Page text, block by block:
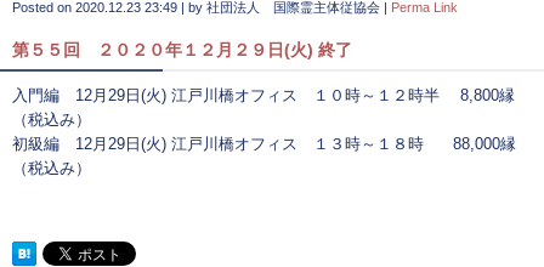
Posted on 2020.12.23 23:49 | by 社団法人 国際霊主体従協会 | Perma Link
第５５回 ２０２０年１２月２９日(火) 終了
入門編 12月29日(火) 江戸川橋オフィス １０時～１２時半 8,800縁
（税込み）
初級編 12月29日(火) 江戸川橋オフィス １３時～１８時 88,000縁
（税込み）